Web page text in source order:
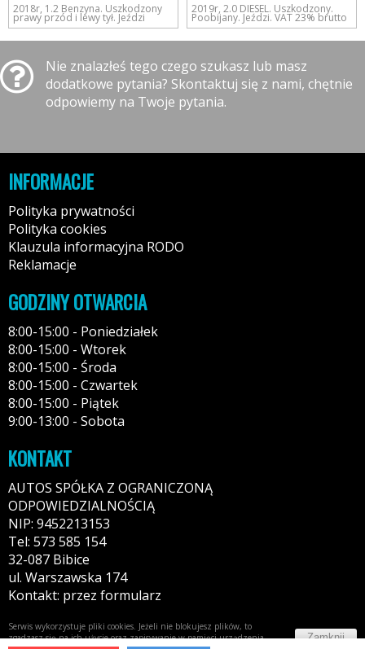
2018r, 1.2 Benzyna. Uszkodzony
prawy przód i lewy tył. Jeździ
2019r, 2.0 DIESEL. Uszkodzony.
Poobijany. Jeździ. VAT 23% brutto
Nie znalazłeś tego czego szukasz lub masz
dodatkowe pytania? Skontaktuj się z nami, chętnie
odpowiemy na Twoje pytania.
INFORMACJE
Polityka prywatności
Polityka cookies
Klauzula informacyjna RODO
Reklamacje
GODZINY OTWARCIA
8:00-15:00 - Poniedziałek
8:00-15:00 - Wtorek
8:00-15:00 - Środa
8:00-15:00 - Czwartek
8:00-15:00 - Piątek
9:00-13:00 - Sobota
KONTAKT
AUTOS SPÓŁKA Z OGRANICZONĄ
ODPOWIEDZIALNOŚCIĄ
NIP: 9452213153
Tel: 573 585 154
32-087 Bibice
ul. Warszawska 174
Kontakt: przez formularz
Serwis wykorzystuje pliki cookies. Jeżeli nie blokujesz plików, to
zgadzasz się na ich użycie oraz zapisywanie w pamięci urządzenia.
Zamknij